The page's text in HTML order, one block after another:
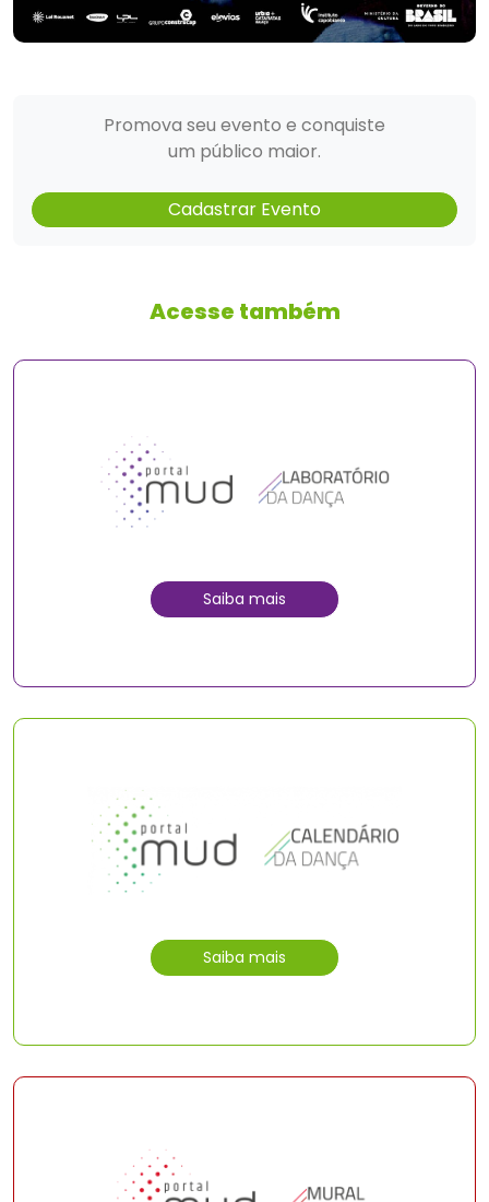
Promova seu evento e conquiste
um público maior.
Cadastrar Evento
Acesse também
Saiba mais
Saiba mais